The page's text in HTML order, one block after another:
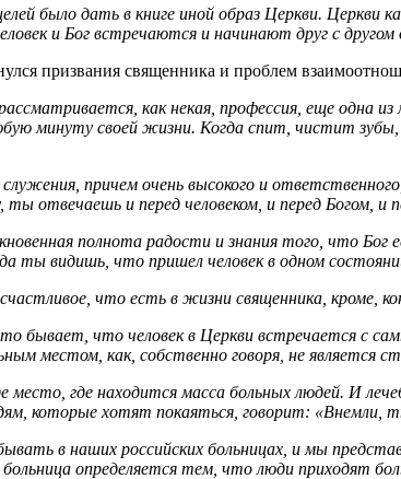
было дать в книге иной образ Церкви. Церкви
и Бог встречаются и начинают друг с
призвания священника и проблем
как некая, профессия, еще одна
минуту своей жизни. Когда спит, чистит
причем очень высокого и
отвечаешь и перед человеком, и перед Богом,
полнота радости и знания того, что Бог
ты видишь, что пришел человек в одном
что есть в жизни священника, кроме,
бывает, что человек в Церкви встречается с
местом, как, собственно говоря, не является
где находится масса больных людей. И
которые хотят покаяться, говорит: «Внемли,
в наших российских больницах, и мы
определяется тем, что люди приходят